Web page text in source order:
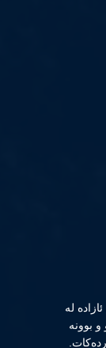
لە
و بوونە